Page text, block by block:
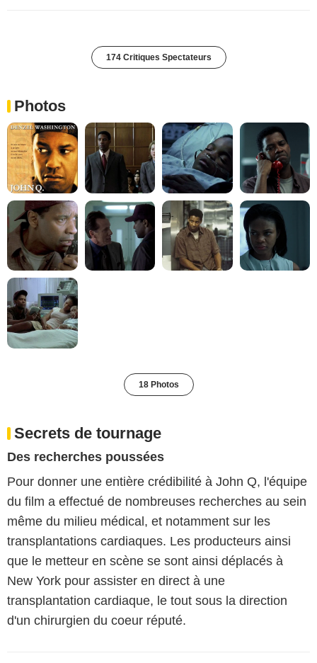
174 Critiques Spectateurs
Photos
18 Photos
Secrets de tournage
Des recherches poussées
Pour donner une entière crédibilité à John Q, l'équipe
du film a effectué de nombreuses recherches au sein
même du milieu médical, et notamment sur les
transplantations cardiaques. Les producteurs ainsi
que le metteur en scène se sont ainsi déplacés à
New York pour assister en direct à une
transplantation cardiaque, le tout sous la direction
d'un chirurgien du coeur réputé.